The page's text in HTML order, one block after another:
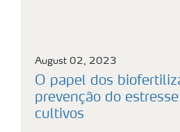
August 02, 2023
O papel dos
prevenção do
cultivos